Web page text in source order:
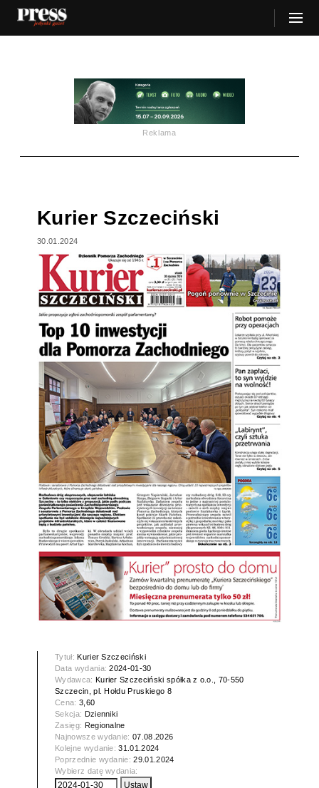
Reklama
Kurier Szczeciński
30.01.2024
Tytuł: Kurier Szczeciński
Data wydania:2024-01-30
Wydawca: Kurier Szczeciński spółka z o.o., 70-550
Szczecin, pl. Hołdu Pruskiego 8
Cena: 3,60
Sekcja: Dzienniki
Zasięg: Regionalne
Najnowsze wydanie:07.08.2026
Kolejne wydanie:31.01.2024
Poprzednie wydanie:29.01.2024
Wybierz datę wydania: